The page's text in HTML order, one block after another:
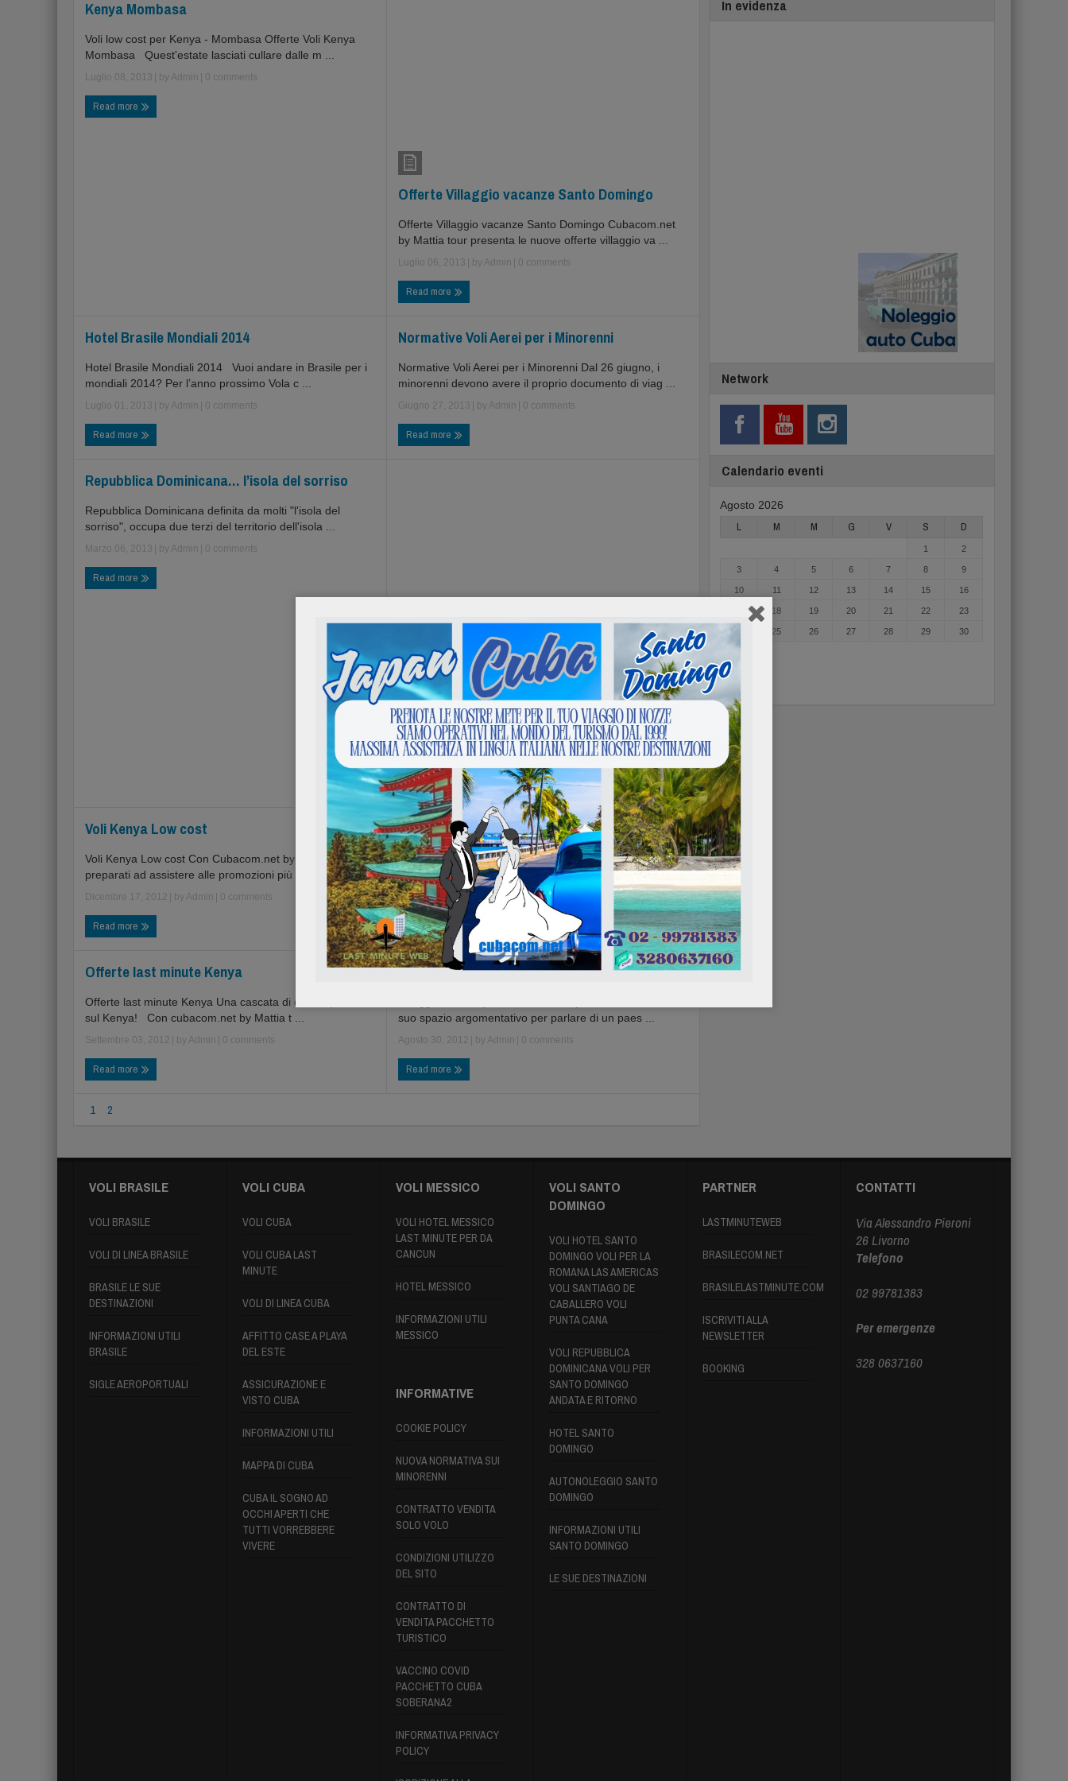
Kenya Mombasa
Voli low cost per Kenya - Mombasa Offerte Voli Kenya
Mombasa Quest'estate lasciati cullare dalle m ...
Luglio 08, 2013 | by Admin 0 comments
Read more
Offerte Villaggio vacanze Santo Domingo
Offerte Villaggio vacanze Santo Domingo Cubacom.net
by Mattia tour presenta le nuove offerte villaggio va ...
Luglio 06, 2013 | by Admin 0 comments
Read more
Hotel Brasile Mondiali 2014
Hotel Brasile Mondiali 2014 Vuoi andare in Brasile per i
mondiali 2014? Per l’anno prossimo Vola c ...
Luglio 01, 2013 | by Admin 0 comments
Read more
Normative Voli Aerei per i Minorenni
Normative Voli Aerei per i Minorenni Dal 26 giugno, i
minorenni devono avere il proprio documento di viag ...
Giugno 27, 2013 | by Admin 0 comments
Read more
Repubblica Dominicana… l’isola del sorriso
Repubblica Dominicana definita da molti "l'isola del
sorriso", occupa due terzi del territorio dell'isola ...
Marzo 06, 2013 | by Admin 0 comments
Read more
Messico speciale Yucatàn e Chiapas
Messico speciale Yucatàn e Chiapas I suoi abitanti lo
chiamano Mexico eterno perché ha ospitato civiltà a ...
Gennaio 30, 2013 | byAdmin|0 comments
Read more
Voli Kenya Low cost
Voli Kenya Low cost Con Cubacom.net by Mattia tour
preparati ad assistere alle promozioni più convenienti ...
Dicembre 17, 2012 | by Admin | 0 comments
Read more
Kenya: Mare, Natura, Safari
Kenya: Mare, Natura, Safari Un luogo sospeso tra terra e
cielo, dove gli animali più feroci riposano cocc ...
Ottobre 16, 2012| byAdmin|0 comments
Read more
Offerte last minute Kenya
Offerte last minute Kenya Una cascata di offerte per i voli
sul Kenya! Con cubacom.net by Mattia t ...
Settembre 03, 2012 | by Admin | 0 comments
Read more
Villaggi hotel kenya
suo spazio argomentativo per parlare di un paes ...
Agosto 30, 2012 | by Admin | 0 comments
Read more
1 2
In evidenza
Network
Calendario eventi
Agosto 2026
L M M G V S D
1 2
3 4 5 6 7 8 9
10 11 12 13 14 15 16
18 19 20 21 22 23
25 26 27 28 29 30
VOLI BRASILE
VOLI BRASILE
VOLI DI LINEA BRASILE
BRASILE LE SUE
DESTINAZIONI
INFORMAZIONI UTILI
BRASILE
SIGLE AEROPORTUALI
VOLI CUBA
VOLI CUBA
VOLI CUBA LAST
MINUTE
VOLI DI LINEA CUBA
AFFITTO CASE A PLAYA
DEL ESTE
ASSICURAZIONE E
VISTO CUBA
INFORMAZIONI UTILI
MAPPA DI CUBA
CUBA IL SOGNO AD
OCCHI APERTI CHE
TUTTI VORREBBERE
VIVERE
VOLI MESSICO
VOLI HOTEL MESSICO
LAST MINUTE PER DA
CANCUN
HOTEL MESSICO
INFORMAZIONI UTILI
MESSICO
INFORMATIVE
COOKIE POLICY
NUOVA NORMATIVA SUI
MINORENNI
CONTRATTO VENDITA
SOLO VOLO
CONDIZIONI UTILIZZO
DEL SITO
CONTRATTO DI
VENDITA PACCHETTO
TURISTICO
VACCINO COVID
PACCHETTO CUBA
SOBERANA2
INFORMATIVA PRIVACY
POLICY
VOLI SANTO
DOMINGO
VOLI HOTEL SANTO
DOMINGO VOLI PER LA
ROMANA LAS AMERICAS
VOLI SANTIAGO DE
CABALLERO VOLI
PUNTA CANA
VOLI REPUBBLICA
DOMINICANA VOLI PER
SANTO DOMINGO
ANDATA E RITORNO
HOTEL SANTO
DOMINGO
AUTONOLEGGIO SANTO
DOMINGO
INFORMAZIONI UTILI
SANTO DOMINGO
LE SUE DESTINAZIONI
PARTNER
LASTMINUTEWEB
BRASILECOM.NET
BRASILELASTMINUTE.COM
ISCRIVITI ALLA
NEWSLETTER
BOOKING
CONTATTI
Via Alessandro Pieroni
26 Livorno
Telefono
02 99781383
Per emergenze
328 0637160